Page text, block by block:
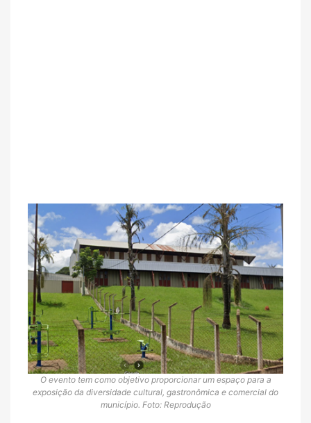
O evento tem como objetivo proporcionar um espaço para a
exposição da diversidade cultural, gastronômica e comercial do
município. Foto: Reprodução